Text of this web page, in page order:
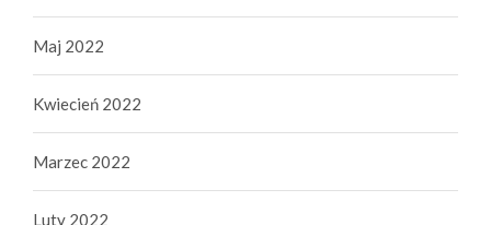
Maj 2022
Kwiecień 2022
Marzec 2022
Luty 2022